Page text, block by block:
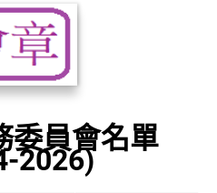
委員會名單
2026)